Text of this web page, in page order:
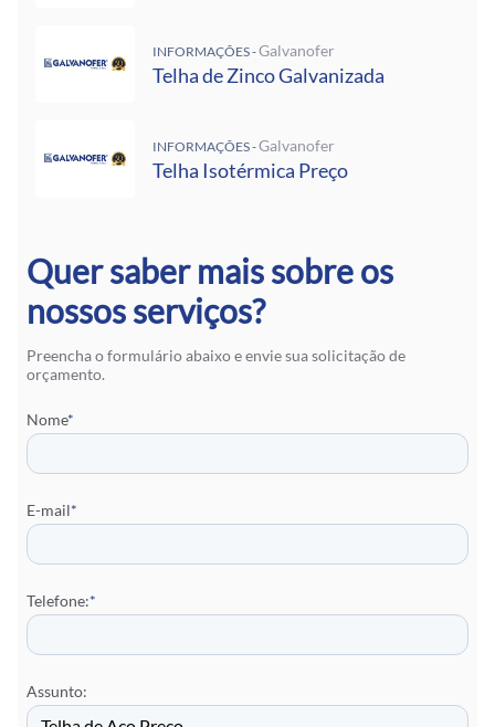
INFORMAÇÕES -Galvanofer
Telha de Zinco Galvanizada
INFORMAÇÕES -Galvanofer
Telha Isotérmica Preço
Quer saber mais sobre os
nossos serviços?
Preencha o formulário abaixo e envie sua solicitação de
orçamento.
Nome*
E-mail*
Telefone:*
Assunto: